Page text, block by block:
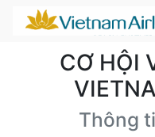
CƠ HỘI
Thông